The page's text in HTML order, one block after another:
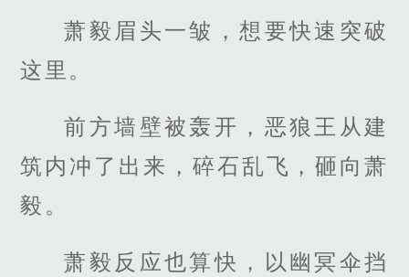
萧毅眉头一皱，想要快速突破
这里。
前方墙壁被轰开，恶狼王从建
筑内冲了出来，碎石乱飞，砸向萧
毅。
萧毅反应也算快，以幽冥伞挡